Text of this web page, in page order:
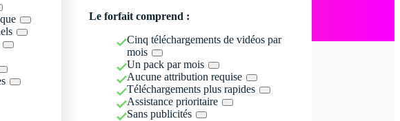
Le forfait comprend :
Cinq téléchargements de vidéos par
mois
Un pack par mois
Aucune attribution requise
Téléchargements plus rapides
Assistance prioritaire
Sans publicités